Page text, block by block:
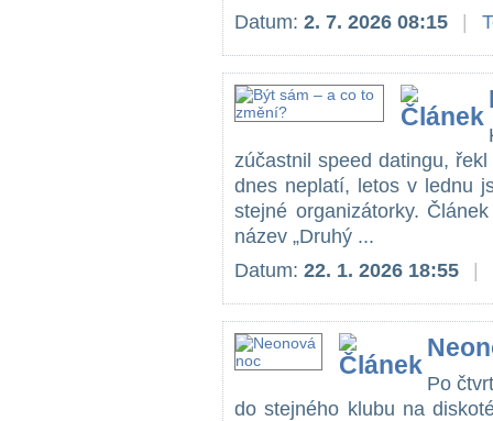
Datum: 2. 7. 2026 08:15
zúčastnil speed datingu,
dnes neplatí, letos v lednu
stejné organizátorky.
název „Druhý ...
Datum: 22. 1. 2026 18:55
Po
do stejného klubu na